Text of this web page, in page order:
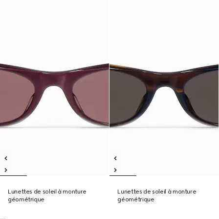
Lunettes de soleil à monture
géométrique
Lunettes de soleil à monture
géométrique